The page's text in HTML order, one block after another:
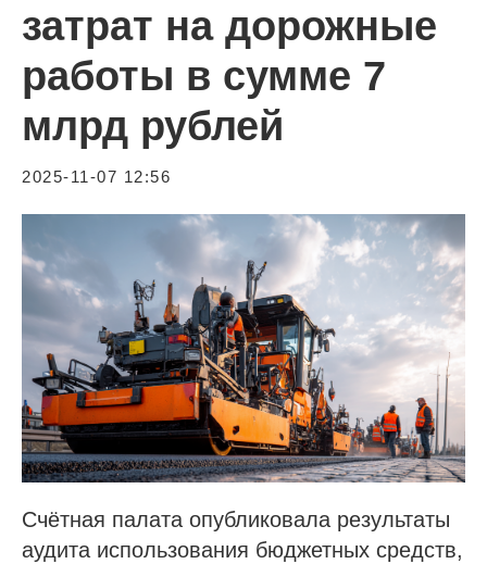
затрат на дорожные
работы в сумме 7
млрд рублей
2025-11-07 12:56
Счётная палата опубликовала результаты
аудита использования бюджетных средств,